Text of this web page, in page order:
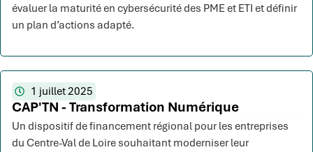
évaluer la maturité en cybersécurité des PME et ETI et définir
un plan d’actions adapté.
1 juillet 2025
CAP'TN - Transformation Numérique
Un dispositif de financement régional pour les entreprises
du Centre-Val de Loire souhaitant moderniser leur